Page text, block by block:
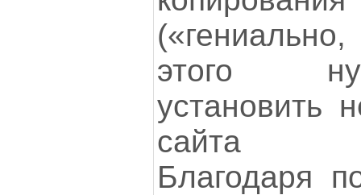
этого
установить
сайта
Благодаря